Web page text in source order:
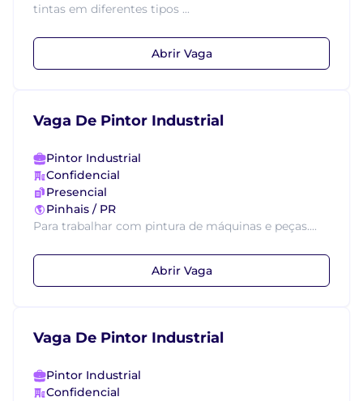
tintas em diferentes tipos ...
Abrir Vaga
Vaga De Pintor Industrial
Pintor Industrial
Confidencial
Presencial
Pinhais / PR
Para trabalhar com pintura de máquinas e peças....
Abrir Vaga
Vaga De Pintor Industrial
Pintor Industrial
Confidencial